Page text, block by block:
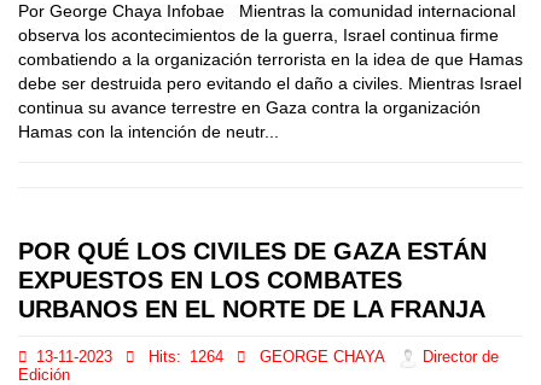
Por George Chaya Infobae Mientras la comunidad internacional
observa los acontecimientos de la guerra, Israel continua firme
combatiendo a la organización terrorista en la idea de que Hamas
debe ser destruida pero evitando el daño a civiles. Mientras Israel
continua su avance terrestre en Gaza contra la organización
Hamas con la intención de neutr...
POR QUÉ LOS CIVILES DE GAZA ESTÁN
EXPUESTOS EN LOS COMBATES
URBANOS EN EL NORTE DE LA FRANJA
13-11-2023 Hits: 1264 GEORGE CHAYA
Director de
Edición